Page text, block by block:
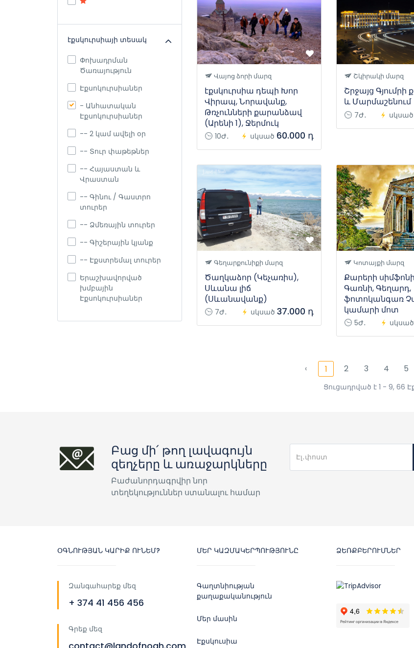
էքսկուրսիայի տեսակ
Փոխադրման
Ծառայություն
Էքսոկուրսիաներ
- Անհատական
Էքսոկուրսիաներ
-- 2 կամ ավելի օր
-- Տուր փաթեթներ
-- Հայաստան և
Վրաստան
-- Գինու / Գաստրո
տուրեր
-- Ձմեռային տուրեր
-- Գիշերային կյանք
-- Էքստրեմալ տուրեր
Երաշխավորված
խմբային
Էքսոկուրսիաներ
Վայոց ձորի մարզ
էքսկուրսիա դեպի Խոր
Վիրապ, Նորավանք,
Թռչունների քարանձավ
(Արենի 1), Ջերմուկ
10Ժ․ սկսած 60.000 դ
Շկիրակի մարզ
Շրջայց Գյումրի
և Մարմաշենում
7Ժ․ սկսած
Գեղարքունիքի մարզ
Ծաղկաձոր (Կեչառիս),
Սևանա լիճ
(Սևանավանք)
7Ժ․ սկսած 37.000 դ
Կոտայքի մարզ
Քարերի
Գառնի, Գեղարդ,
ֆոտոկանգառ
կամարի մոտ
5Ժ․ սկսած
‹ 1 2 3 4 5
Ցուցադրված է 1 - 9, 66
Բաց մի՛ թող լավագույն
զեղչերը և առաջարկները
Բաժանորդագրվիր նոր
տեղեկություններ ստանալու համար
ՕԳՆՈՒԹՅԱՆ ԿԱՐԻՔ ՈՒՆԵՄ?
Զանգահարեք մեզ
+ 374 41 456 456
Գրեք մեզ
ՄԵՐ ԿԱԶՄԱԿԵՐՊՈՒԹՅՈՒՆԸ
Գաղտնիության
քաղաքականություն
Մեր մասին
Էքսկուսիա
ՁԵՌՔԲԵՐՈՒՄՆԵՐ